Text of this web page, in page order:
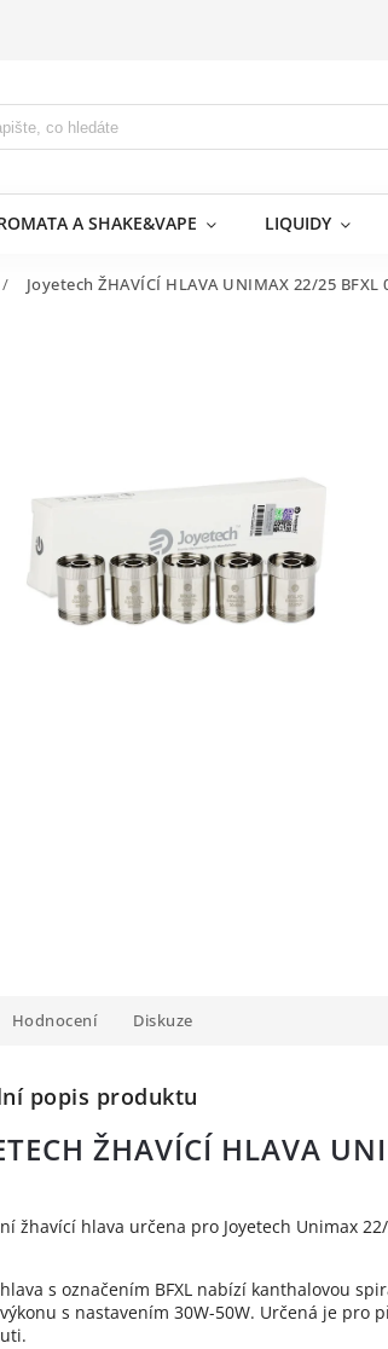
A SHAKE&VAPE LIQUIDY
/ Joyetech ŽHAVÍCÍ HLAVA UNIMAX 22/25 BFXL
Hodnocení Diskuze
popis produktu
ŽHAVÍCÍ HLAVA
žhavící hlava určena pro Joyetech Unimax
s označením BFXL nabízí kanthalovou
s nastavením 30W-50W. Určená je